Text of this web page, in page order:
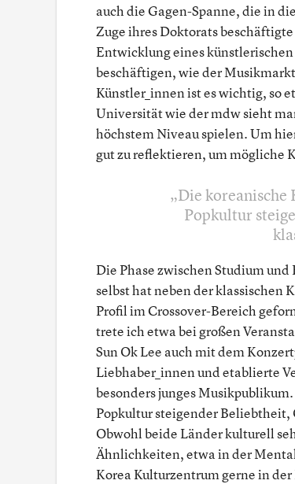
auch die Gagen-Spanne, die in
Zuge ihres Doktorats
Entwicklung eines
beschäftigen, wie der
Künstler_innen ist es wichtig, so
Universität wie der mdw sieht
höchstem Niveau spielen. Um
gut zu reflektieren, um mögliche
Die
Popkultur
Die Phase zwischen Studium
selbst hat neben der klassischen
Profil im Crossover-Bereich
trete ich etwa bei großen
Sun Ok Lee auch mit dem
Liebhaber_innen und etablierte
besonders junges
Popkultur steigender
Obwohl beide Länder kulturell
Ähnlichkeiten, etwa in der
Korea Kulturzentrum gerne in